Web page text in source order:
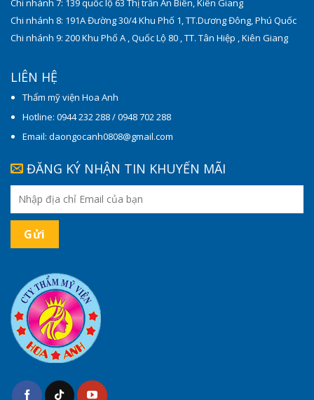
Chi nhánh 7: 139 quốc lộ 63 Thị trấn An Biên, Kiên Giang
Chi nhánh 8: 191A Đường 30/4 Khu Phố 1, TT.Dương Đông, Phú Quốc
Chi nhánh 9: 200 Khu Phố A , Quốc Lộ 80 , TT. Tân Hiệp , Kiên Giang
LIÊN HỆ
Thẩm mỹ viện Hoa Anh
Hotline: 0944 232 288 / 0948 702 288
Email: daongocanh0808@gmail.com
ĐĂNG KÝ NHẬN TIN KHUYẾN MÃI